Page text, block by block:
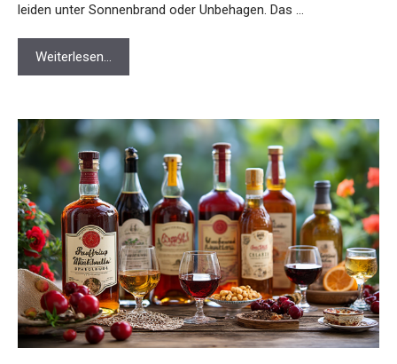
leiden unter Sonnenbrand oder Unbehagen. Das …
Weiterlesen…